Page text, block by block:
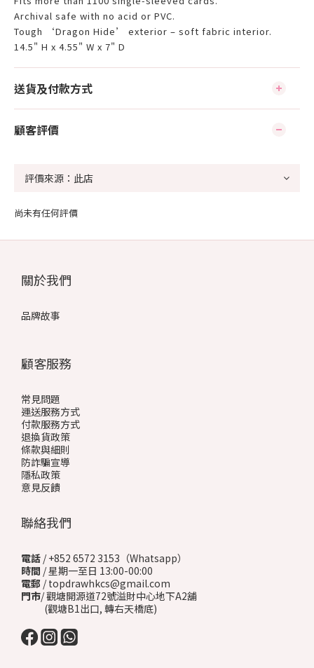
Archival safe with no acid or PVC.
Tough ‘Dragon Hide’ exterior – soft fabric interior.
14.5" H x 4.55" W x 7" D
送貨及付款方式
顧客評價
尚未有任何評價
關於我們
品牌故事
顧客服務
常見問題
運送服務方式
付款服務方式
退換貨政策
條款與細則
防詐騙宣導
隱私政策
意見反饋
聯絡我們
電話 / +852 6572 3153（Whatsapp）
時間 / 星期一至日 13:00-00:00
電郵 / topdrawhkcs@gmail.com
門市/ 觀塘開源道72號溢財中心地下A2舖
(觀塘B1出口, 轉右天橋底)